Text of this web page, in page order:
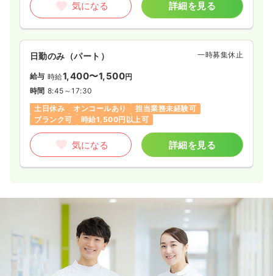
気になる 詳細を見る
日勤のみ（パート） 一時募集休止
給与 時給1,400〜1,500円
時間 8:45～17:30
土日休み
オンコールあり
担当業務未経験可
ブランク可
時給1,500円以上可
気になる 詳細を見る